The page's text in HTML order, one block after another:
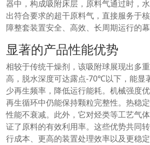
器中，构成吸附床层，原料气通过时，
出符合要求的超干原料气，直接服务于
障整套装置安全、高效、长周期运行的幕
显著的产品性能优势
相较于传统干燥剂，该吸附球展现出多
高，脱水深度可达露点-70℃以下，能显
少再生频率，降低运行能耗。机械强度
再生循环中仍能保持颗粒完整性。热稳
性能不衰减。此外，它对烃类等工艺气
证了原料的有效利用率。这些优势共同
行成本、更高的装置处理效率以及更稳定